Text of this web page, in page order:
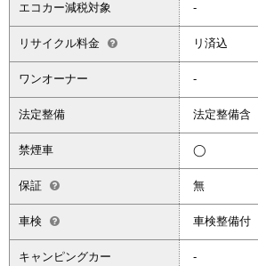
エコカー減税対象 -
リサイクル料金 リ済込
ワンオーナー -
法定整備 法定整備含
禁煙車 ◯
保証 無
車検 車検整備付
キャンピングカー -